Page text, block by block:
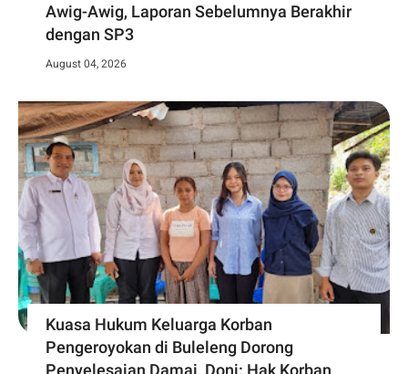
Awig-Awig, Laporan Sebelumnya Berakhir
dengan SP3
August 04, 2026
Kuasa Hukum Keluarga Korban
Pengeroyokan di Buleleng Dorong
Penyelesaian Damai, Doni: Hak Korban